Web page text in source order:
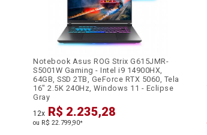
Notebook Asus ROG Strix G615JMR-
S5001W Gaming - Intel i9 14900HX,
64GB, SSD 2TB, GeForce RTX 5060, Tela
16" 2.5K 240Hz, Windows 11 - Eclipse
Gray
12x R$ 2.235,28
ou R$ 22.799,90*